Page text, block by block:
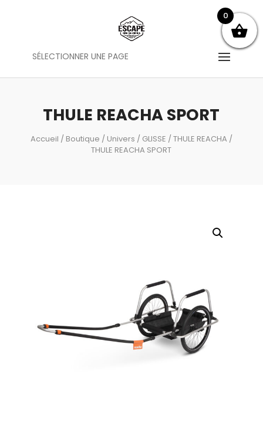
SÉLECTIONNER UNE PAGE
THULE REACHA SPORT
Accueil / Boutique / Univers / GLISSE /THULE REACHA /
THULE REACHA SPORT
0